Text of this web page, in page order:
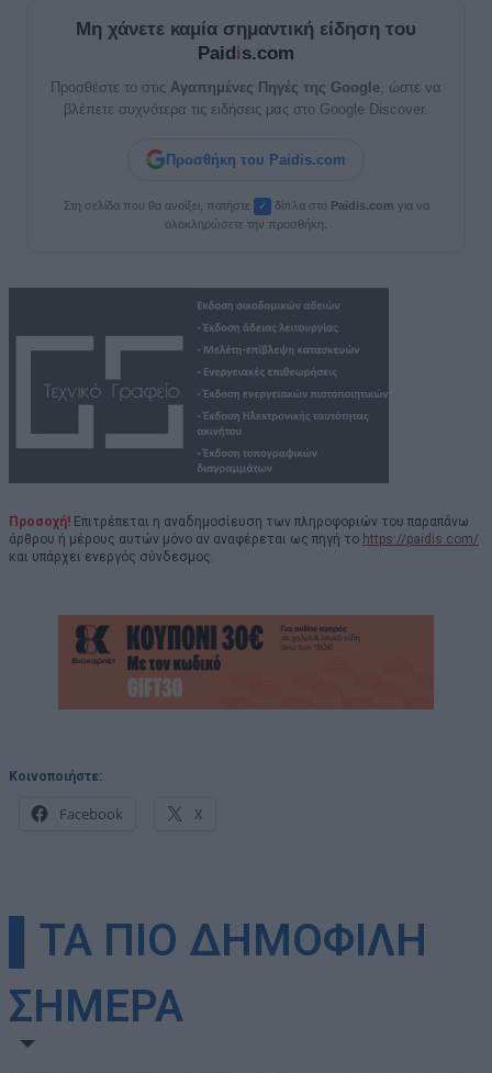
Μη χάνετε καμία σημαντική είδηση του
Paidis.com
Προσθέστε το στις Αγαπημένες Πηγές της Google , ώστε να
βλέπετε συχνότερα τις ειδήσεις μας στο Google Discover.
Προσθήκη του Paidis.com
Στη σελίδα που θα ανοίξει, πατήστε ✓ δίπλα στο Paidis.com για να
ολοκληρώσετε την προσθήκη.
Προσοχή! Επιτρέπεται η αναδημοσίευση των πληροφοριών του παραπάνω
άρθρου ή μέρους αυτών μόνο αν αναφέρεται ως πηγή το https://paidis.com/
και υπάρχει ενεργός σύνδεσμος.
Κοινοποιήστε:
Facebook X
▌ΤΑ ΠΙΟ ΔΗΜΟΦΙΛΗ
ΣΗΜΕΡΑ